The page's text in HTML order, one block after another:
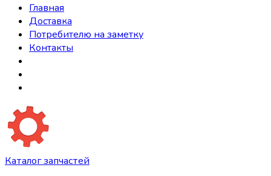
Главная
Доставка
Потребителю на заметку
Контакты
Каталог запчастей